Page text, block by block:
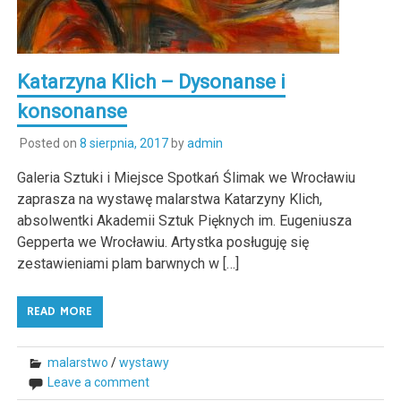
Katarzyna Klich – Dysonanse i
konsonanse
Posted on 8 sierpnia, 2017byadmin
Galeria Sztuki i Miejsce Spotkań Ślimak we Wrocławiu
zaprasza na wystawę malarstwa Katarzyny Klich,
absolwentki Akademii Sztuk Pięknych im. Eugeniusza
Gepperta we Wrocławiu. Artystka posługuję się
zestawieniami plam barwnych w […]
READ MORE
malarstwo /wystawy
Leave a comment